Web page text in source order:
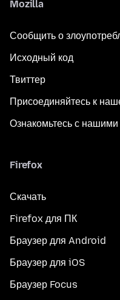
Mozilla
Сообщить о
Исходный код
Твиттер
Присоединяйтесь к
Ознакомьтесь с нашими
Firefox
Скачать
Firefox для ПК
Браузер для Android
Браузер для iOS
Браузер Focus